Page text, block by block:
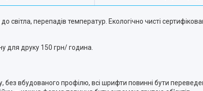
світла, перепадів температур. Екологічно чисті
для друку 150 грн/ година.
вбудованого профілю, всі шрифти повинні бути